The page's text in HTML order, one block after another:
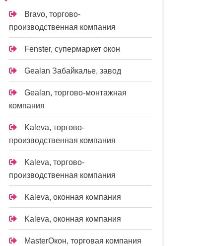
Bravo, торгово-
производственная компания
Fenster, супермаркет окон
Gealan Забайкалье, завод
Gealan, торгово-монтажная
компания
Kaleva, торгово-
производственная компания
Kaleva, торгово-
производственная компания
Kalevа, оконная компания
Kalevа, оконная компания
MasterОкон, торговая компания